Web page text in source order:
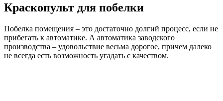
Краскопульт для побелки
Побелка помещения – это достаточно долгий процесс, если не
прибегать к автоматике. А автоматика заводского
производства – удовольствие весьма дорогое, причем далеко
не всегда есть возможность угадать с качеством.